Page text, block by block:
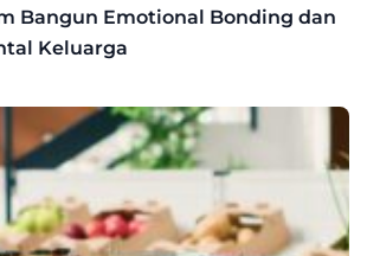
Bangun Emotional Bonding dan
Keluarga